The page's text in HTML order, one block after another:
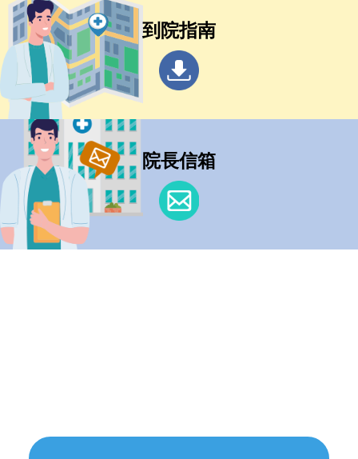
到院指南
院長信箱